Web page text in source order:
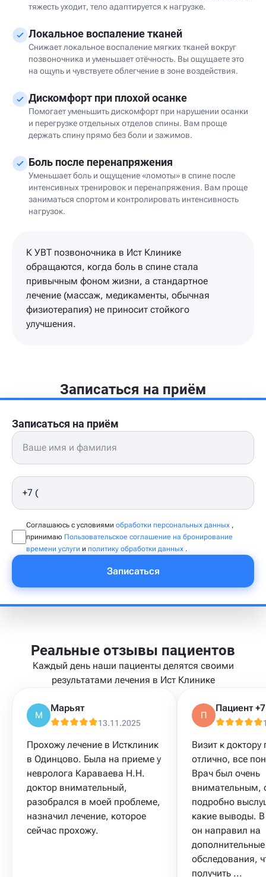
тяжесть уходит, тело адаптируется к нагрузке.
Локальное воспаление тканей
Снижает локальное воспаление мягких тканей вокруг
позвоночника и уменьшает отёчность. Вы ощущаете это
на ощупь и чувствуете облегчение в зоне воздействия.
Дискомфорт при плохой осанке
Помогает уменьшить дискомфорт при нарушении осанки
и перегрузке отдельных отделов спины. Вам проще
держать спину прямо без боли и зажимов.
Боль после перенапряжения
Уменьшает боль и ощущение «ломоты» в спине после
интенсивных тренировок и перенапряжения. Вам проще
заниматься спортом и контролировать интенсивность
нагрузок.
К УВТ позвоночника в Ист Клинике
обращаются, когда боль в спине стала
привычным фоном жизни, а стандартное
лечение (массаж, медикаменты, обычная
физиотерапия) не приносит стойкого
улучшения.
Записаться на приём
Записаться на приём
Соглашаюсь с условиями обработки персональных данных ,
принимаю Пользовательское соглашение на бронирование
времени услуги и политику обработки данных .
Записаться
Реальные отзывы пациентов
Каждый день наши пациенты делятся своими
результатами лечения в Ист Клинике
М
Марьят
13.11.2025
Прохожу лечение в Истклиник
в Одинцово. Была на приеме у
невролога Караваева Н.Н.
доктор внимательный,
разобрался в моей проблеме,
назначил лечение, которое
сейчас прохожу.
П
Визит к
отлично, все
Врач был очень
внимательным,
подробно
какие выводы. В
он направил на
дополнительные
обследования,
получить ...